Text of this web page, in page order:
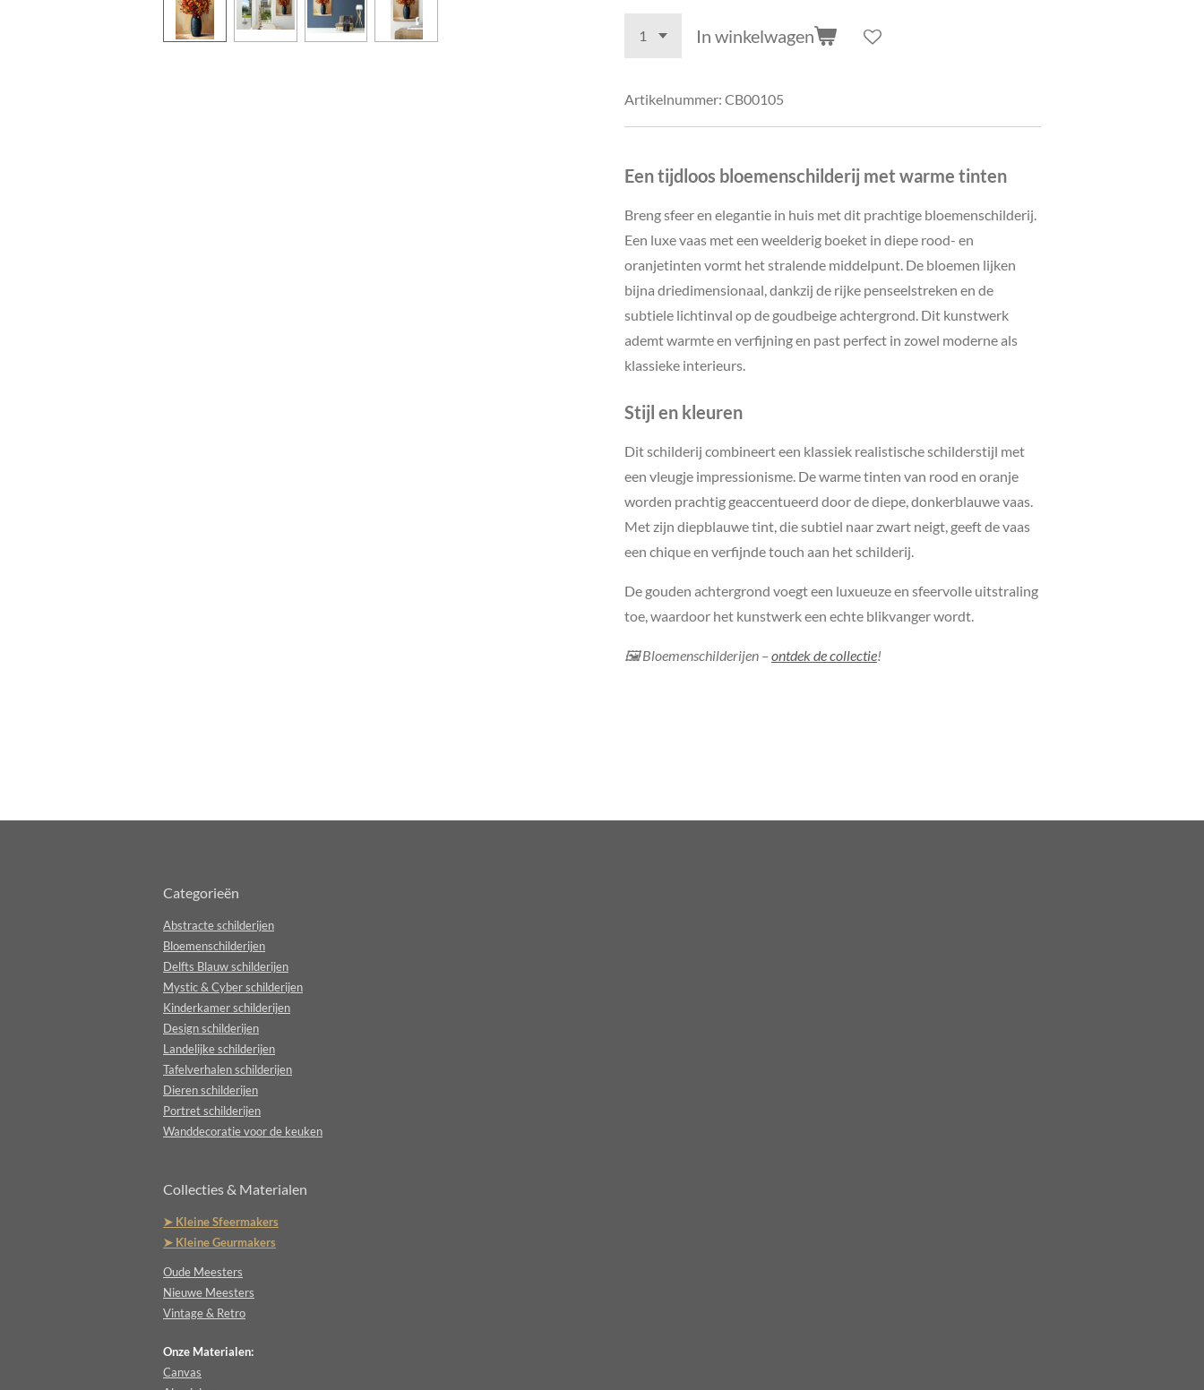
In winkelwagen
Artikelnummer: CB00105
Een tijdloos bloemenschilderij met warme tinten
Breng sfeer en elegantie in huis met dit prachtige bloemenschilderij.
Een luxe vaas met een weelderig boeket in diepe rood- en
oranjetinten vormt het stralende middelpunt. De bloemen lijken
bijna driedimensionaal, dankzij de rijke penseelstreken en de
subtiele lichtinval op de goudbeige achtergrond. Dit kunstwerk
ademt warmte en verfijning en past perfect in zowel moderne als
klassieke interieurs.
Stijl en kleuren
Dit schilderij combineert een klassiek realistische schilderstijl met
een vleugje impressionisme. De warme tinten van rood en oranje
worden prachtig geaccentueerd door de diepe, donkerblauwe vaas.
Met zijn diepblauwe tint, die subtiel naar zwart neigt, geeft de vaas
een chique en verfijnde touch aan het schilderij.
De gouden achtergrond voegt een luxueuze en sfeervolle uitstraling
toe, waardoor het kunstwerk een echte blikvanger wordt.
🖼 Bloemenschilderijen – ontdek de collectie!
Categorieën
Abstracte schilderijen
Bloemenschilderijen
Delfts Blauw schilderijen
Mystic & Cyber schilderijen
Kinderkamer schilderijen
Design schilderijen
Landelijke schilderijen
Tafelverhalen schilderijen
Dieren schilderijen
Portret schilderijen
Wanddecoratie voor de keuken
Collecties & Materialen
➤ Kleine Sfeermakers
➤ Kleine Geurmakers
Oude Meesters
Nieuwe Meesters
Vintage & Retro
Onze Materialen:
Canvas